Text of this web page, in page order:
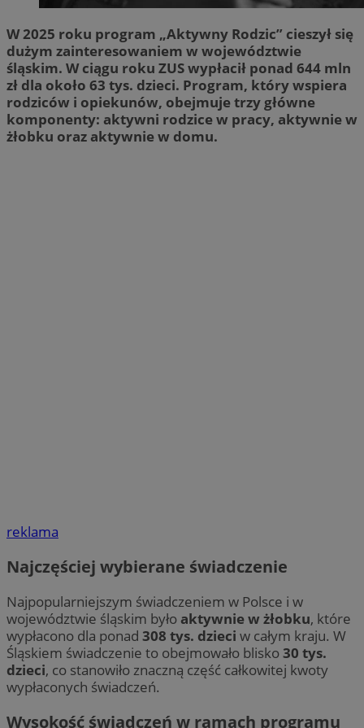
W 2025 roku program „Aktywny Rodzic” cieszył się
dużym zainteresowaniem w województwie
śląskim. W ciągu roku ZUS wypłacił ponad 644 mln
zł dla około 63 tys. dzieci. Program, który wspiera
rodziców i opiekunów, obejmuje trzy główne
komponenty: aktywni rodzice w pracy, aktywnie w
żłobku oraz aktywnie w domu.
reklama
Najczęściej wybierane świadczenie
Najpopularniejszym świadczeniem w Polsce i w
województwie śląskim było aktywnie w żłobku, które
wypłacono dla ponad 308 tys. dzieci w całym kraju. W
Śląskiem świadczenie to obejmowało blisko30 tys.
dzieci, co stanowiło znaczną część całkowitej kwoty
wypłaconych świadczeń.
Wysokość świadczeń w ramach programu